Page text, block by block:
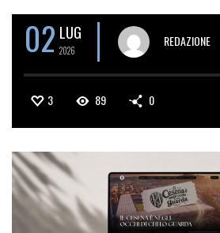
02 LUG
2026
REDAZIONE
3 89 0